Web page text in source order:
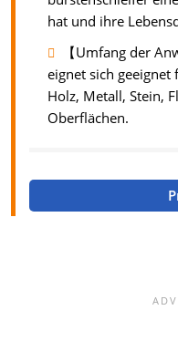
hat und ihre
【Umfang der
eignet sich
Holz, Metall, Stein,
Oberflächen.